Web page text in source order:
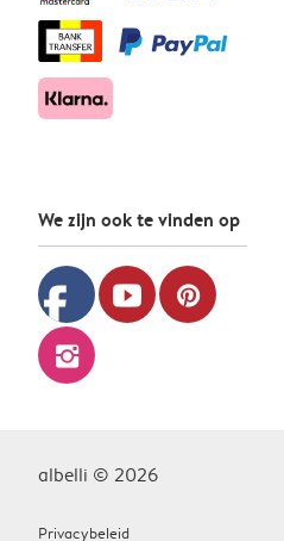
We zijn ook te vinden op
facebook youtube pinterest
instagram
albelli © 2026
Privacybeleid